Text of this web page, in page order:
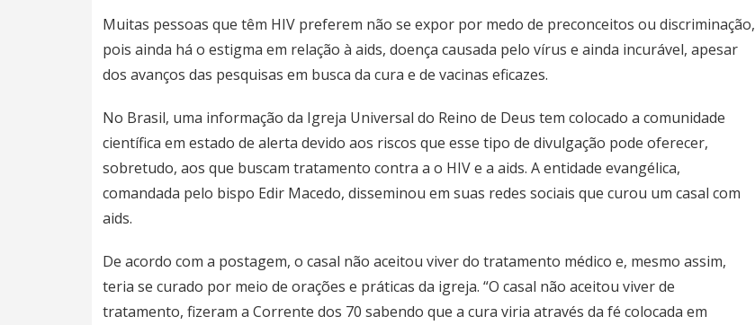
Muitas pessoas que têm HIV preferem não se expor por medo de preconceitos ou discriminação,
pois ainda há o estigma em relação à aids, doença causada pelo vírus e ainda incurável, apesar
dos avanços das pesquisas em busca da cura e de vacinas eficazes.
No Brasil, uma informação da Igreja Universal do Reino de Deus tem colocado a comunidade
científica em estado de alerta devido aos riscos que esse tipo de divulgação pode oferecer,
sobretudo, aos que buscam tratamento contra a o HIV e a aids. A entidade evangélica,
comandada pelo bispo Edir Macedo, disseminou em suas redes sociais que curou um casal com
aids.
De acordo com a postagem, o casal não aceitou viver do tratamento médico e, mesmo assim,
teria se curado por meio de orações e práticas da igreja. “O casal não aceitou viver de
tratamento, fizeram a Corrente dos 70 sabendo que a cura viria através da fé colocada em